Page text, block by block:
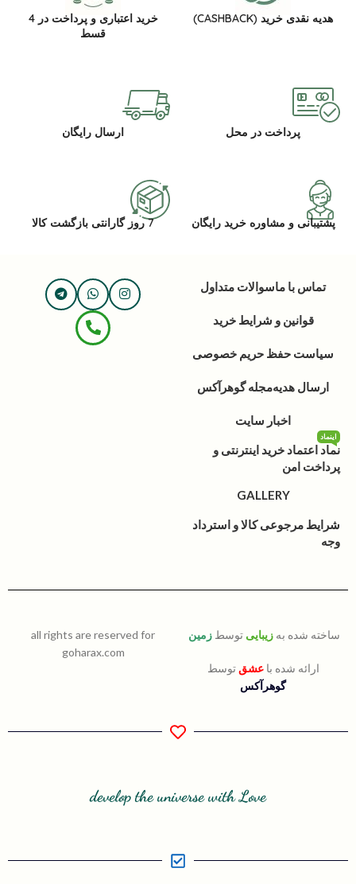
هدیه نقدی خرید (CASHBACK)
خرید اعتباری و پرداخت در 4
قسط
پرداخت در محل ارسال رایگان
پشتیبانی و مشاوره خرید رایگان 7 روز گارانتی بازگشت کالا
تماس با ماسوالات متداول
قوانین و شرایط خرید
سیاست حفظ حریم خصوصی
ارسال هدیهمجله گوهرآکس
اخبار سایت
نماد اعتماد خرید اینترنتی و
پرداخت امن
اینماد
GALLERY
شرایط مرجوعی کالا و استرداد
وجه
ساخته شده به زیبایی توسط زمین
ارائه شده باعشق توسط
گوهرآکس
all rights are reserved for
goharax.com
develop the universe with Love